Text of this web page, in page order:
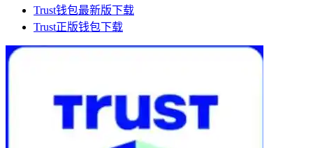
Trust钱包最新版下载
Trust正版钱包下载